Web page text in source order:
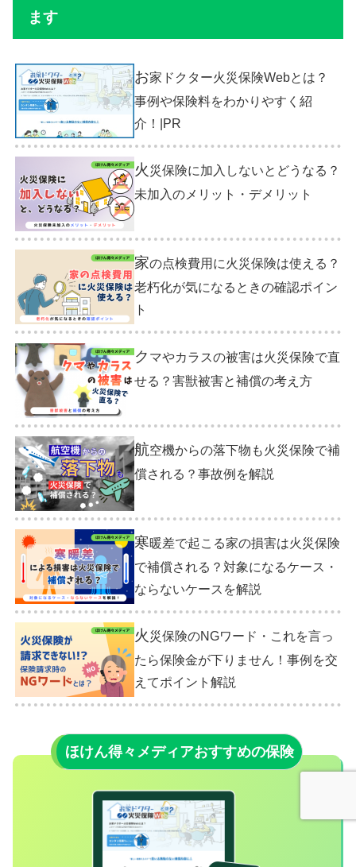
ます
お家ドクター火災保険Webとは？
事例や保険料をわかりやすく紹
介！|PR
火 災保険に加入しないとどうなる？
未加入のメリット・デメリット
家の点検費用に火災保険は使える？
老朽化が気になるときの確認ポイン
ト
ク マやカラスの被害は火災保険で直
せる？害獣被害と補償の考え方
航空機からの落下物も火災保険で補
償される？事故例を解説
寒暖差で起こる家の損害は火災保険
で補償される？対象になるケース・
ならないケースを解説
火 災保険のNGワード・これを言っ
たら保険金が下りません！事例を交
えてポイント解説
ほけん得々メディアおすすめの保険